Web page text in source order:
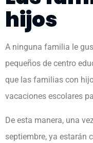
hijos
A ninguna familia le
pequeños de centro
que las familias con
vacaciones escolares
De esta manera, una
septiembre, ya estarán